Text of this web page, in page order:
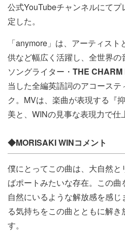
公式YouTubeチャンネルにて
定した。
「anymore」は、アーティス
供など幅広く活躍し、全世界
ソングライター・ THE
当した全編英語詞のアコース
ク。MVは、楽曲が表現する『
美と、WINの見事な表現力で仕
◆MORISAKI WINコメント
僕にとってこの曲は、大自然
ばポートみたいな存在。この
自然にいるような解放感を感
る気持ちをこの曲とともに解
す。